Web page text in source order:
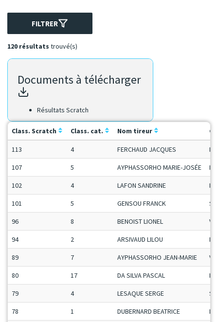
FILTRER
120 résultats trouvé(s)
Documents à télécharger
Résultats Scratch
Class. Scratch Class. cat. Nom tireur
113 4 FERCHAUD JACQUES
107 5 AYPHASSORHO MARIE-JOSÉE
102 4 LAFON SANDRINE
101 5 GENSOU FRANCK
96 8 BENOIST LIONEL
94 2 ARSIVAUD LILOU
89 7 AYPHASSORHO JEAN-MARIE
80 17 DA SILVA PASCAL
79 4 LESAQUE SERGE
78 1 DUBERNARD BEATRICE